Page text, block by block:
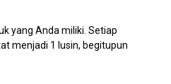
yang Anda miliki. Setiap
menjadi 1 lusin, begitupun